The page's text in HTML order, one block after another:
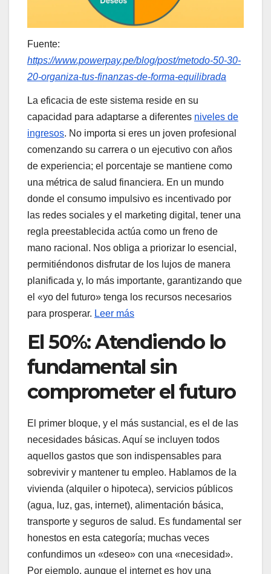
Fuente:
https://www.powerpay.pe/blog/post/metodo-50-30-
20-organiza-tus-finanzas-de-forma-equilibrada
La eficacia de este sistema reside en su
capacidad para adaptarse a diferentes niveles de
ingresos. No importa si eres un joven profesional
comenzando su carrera o un ejecutivo con años
de experiencia; el porcentaje se mantiene como
una métrica de salud financiera. En un mundo
donde el consumo impulsivo es incentivado por
las redes sociales y el marketing digital, tener una
regla preestablecida actúa como un freno de
mano racional. Nos obliga a priorizar lo esencial,
permitiéndonos disfrutar de los lujos de manera
planificada y, lo más importante, garantizando que
el «yo del futuro» tenga los recursos necesarios
para prosperar. Leer más
El 50%: Atendiendo lo
fundamental sin
comprometer el futuro
El primer bloque, y el más sustancial, es el de las
necesidades básicas. Aquí se incluyen todos
aquellos gastos que son indispensables para
sobrevivir y mantener tu empleo. Hablamos de la
vivienda (alquiler o hipoteca), servicios públicos
(agua, luz, gas, internet), alimentación básica,
transporte y seguros de salud. Es fundamental ser
honestos en esta categoría; muchas veces
confundimos un «deseo» con una «necesidad».
Por ejemplo, aunque el internet es hoy una